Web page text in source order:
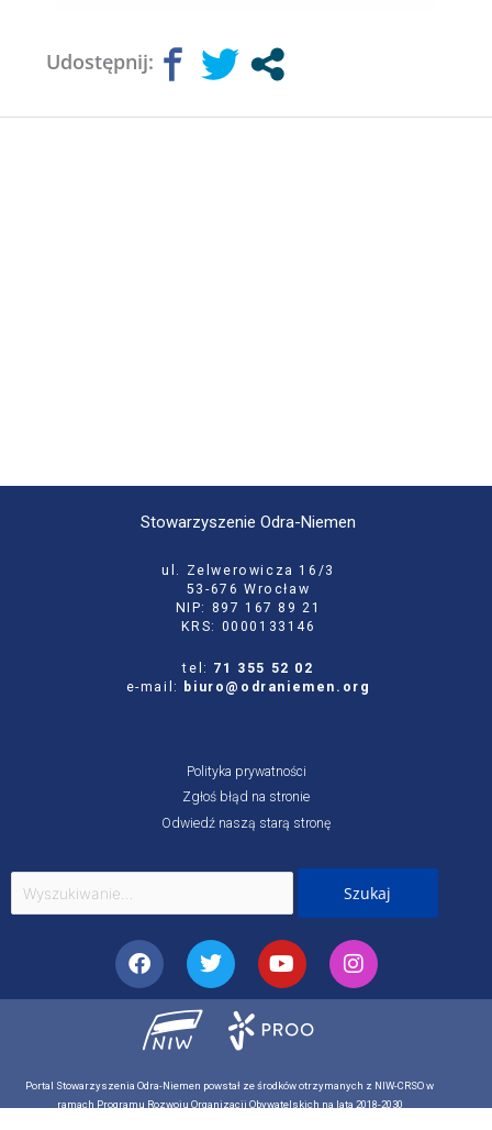
Udostępnij:
Stowarzyszenie Odra-Niemen
ul. Zelwerowicza 16/3
53-676 Wrocław
NIP: 897 167 89 21
KRS: 0000133146
tel: 71 355 52 02
e-mail:
biuro@odraniemen.org
Polityka prywatności
Zgłoś błąd na stronie
Odwiedź naszą starą stronę
Szukaj
dla:
FacebookTwitterYoutubeInstagram
Portal Stowarzyszenia Odra-Niemen powstał ze środków otrzymanych z NIW-CRSO w
ramach Programu Rozwoju Organizacji Obywatelskich na lata 2018-2030